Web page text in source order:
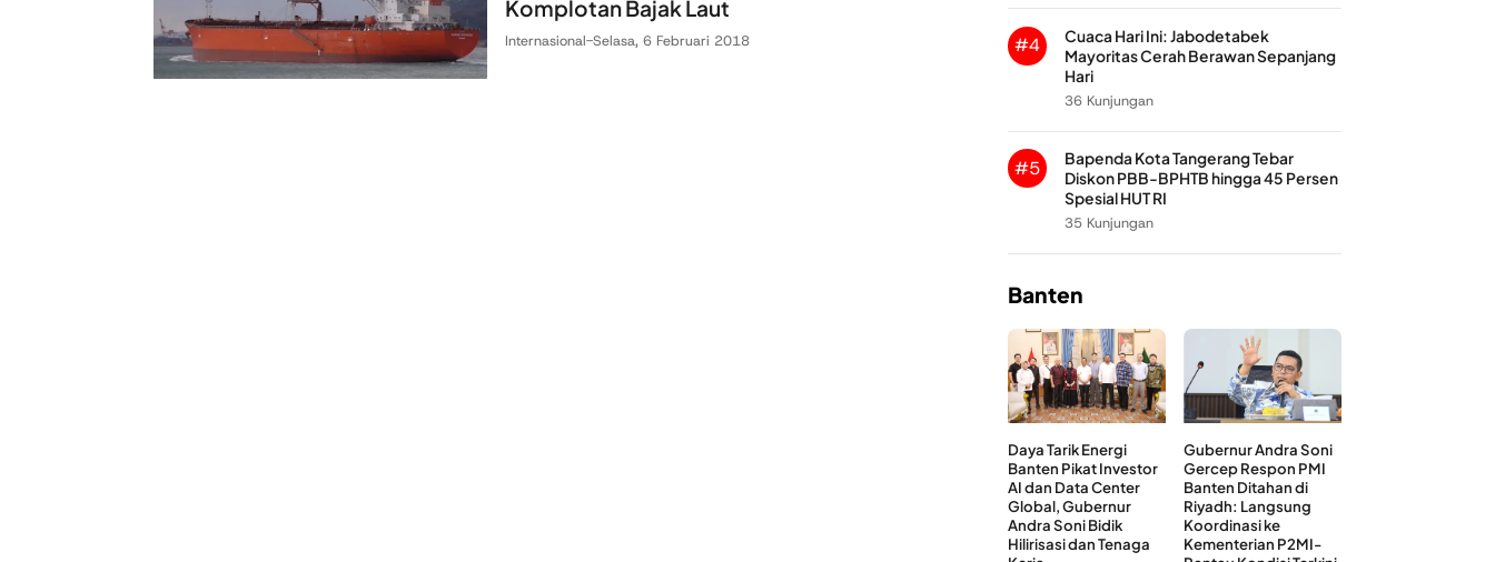
Komplotan Bajak Laut
Internasional-Selasa, 6 Februari 2018 #4
Cuaca Hari Ini: Jabodetabek
Mayoritas Cerah Berawan Sepanjang
Hari
36 Kunjungan
#5
Bapenda Kota Tangerang Tebar
Diskon PBB-BPHTB hingga 45 Persen
Spesial HUT RI
35 Kunjungan
Banten
Daya Tarik Energi
Banten Pikat Investor
AI dan Data Center
Global, Gubernur
Andra Soni Bidik
Hilirisasi dan Tenaga
Gubernur Andra Soni
Gercep Respon PMI
Banten Ditahan di
Riyadh: Langsung
Koordinasi ke
Kementerian P2MI-